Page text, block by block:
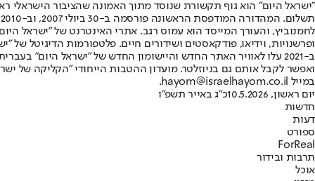
"ישראל היום" הוא גוף תקשורת שנוסד מתוך האמונה שהציבור הישראלי
ופרשנויות, וידיאו, פודקאסטים ושידורים חיים. פלטפורמות הדיגיטל של
ב-2021 עלו לאוויר האתר החדש והיישומון החדש של "ישראל היום"
ואפשר לקבל אותם גם בניוזלטר. מועדון ההטבות הייחודי "הקליקה של
במייל hayom@israelhayom.co.il.
יום ראשון, 10.5.2026
כ"ג באייר תשפ"ו
חדשות
דעות
ספורט
ForReal
תרבות ובידור
אוכל